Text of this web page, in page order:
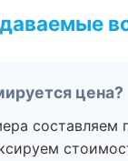
цена?
составляем